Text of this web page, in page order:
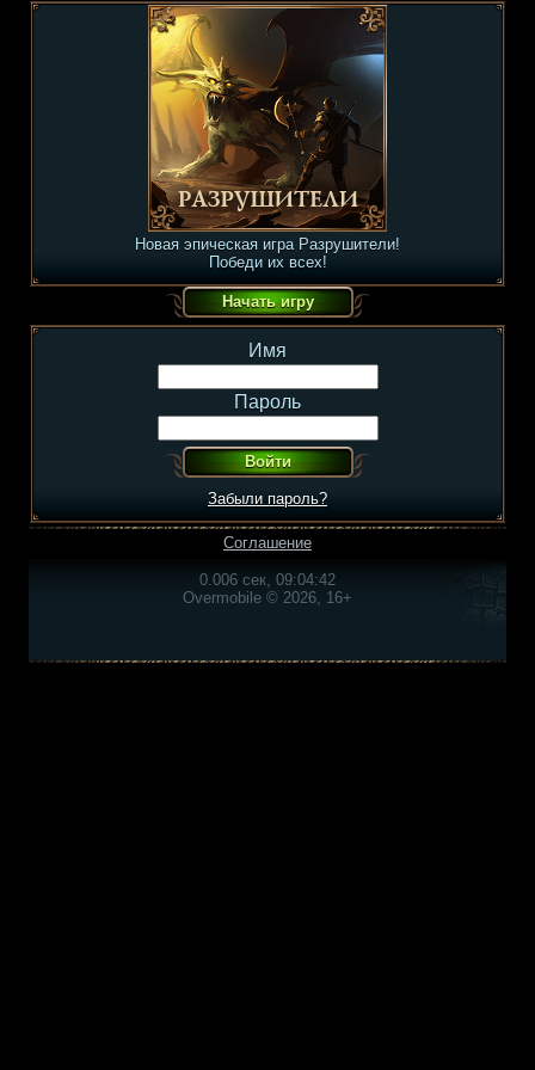
Новая эпическая игра Разрушители!
Победи их всех!
Имя
Пароль
Забыли пароль?
Соглашение
0.006 сек, 09:04:42
Overmobile © 2026, 16+